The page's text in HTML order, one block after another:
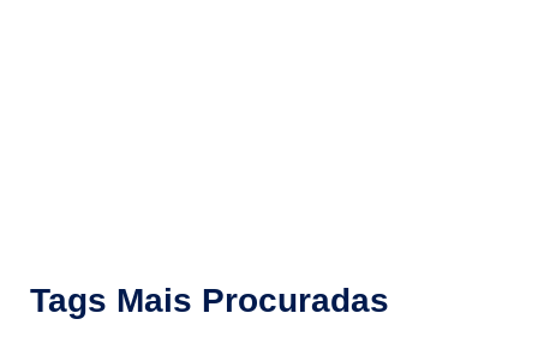
Tags Mais Procuradas